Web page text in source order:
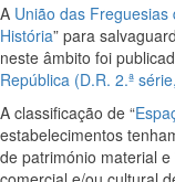
A União das Freguesias
História” para
neste âmbito foi
República (D.R. 2.ª
A classificação de “
estabelecimentos
de património material